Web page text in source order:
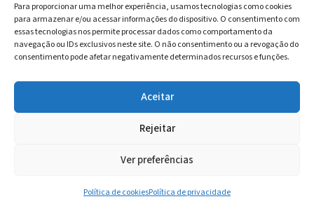
Para proporcionar uma melhor experiência, usamos tecnologias como cookies
para armazenar e/ou acessar informações do dispositivo. O consentimento com
essas tecnologias nos permite processar dados como comportamento da
navegação ou IDs exclusivos neste site. O não consentimento ou a revogação do
consentimento pode afetar negativamente determinados recursos e funções.
Aceitar
Rejeitar
Ver preferências
Política de cookiesPolítica de privacidade
Contato
Av. Inácio Curi, 3340 Jardim Sanzovo CEP: 17.204-350
(14) 98159-0142
© 2026 Ksolda. Todos os direitos reservados. Site by